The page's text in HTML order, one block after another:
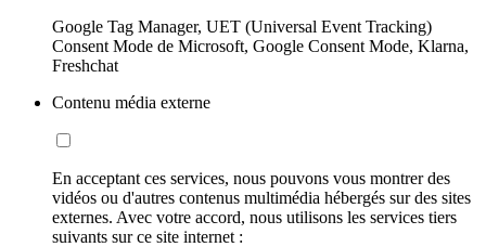
Google Tag Manager, UET (Universal Event Tracking)
Consent Mode de Microsoft, Google Consent Mode, Klarna,
Freshchat
Contenu média externe
En acceptant ces services, nous pouvons vous montrer des
vidéos ou d'autres contenus multimédia hébergés sur des sites
externes. Avec votre accord, nous utilisons les services tiers
suivants sur ce site internet :